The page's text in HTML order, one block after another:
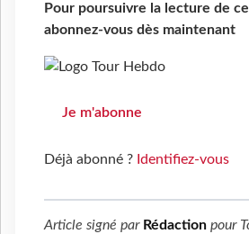
Pour poursuivre la lecture de
abonnez-vous dès maintenant
Je m'abonne
Déjà abonné ? Identifiez-vous
Article signé par Rédaction pour